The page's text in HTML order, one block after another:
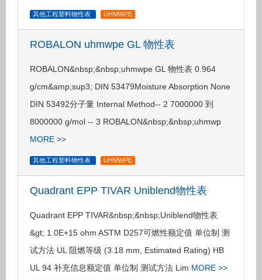
其他工程塑料物性表 UHMWPE
ROBALON uhmwpe GL 物性表
ROBALON&nbsp;&nbsp;uhmwpe GL 物性表 0.964
g/cm&amp;sup3; DIN 53479Moisture Absorption None
DIN 53492分子量 Internal Method-- 2 7000000 到
8000000 g/mol -- 3 ROBALON&nbsp;&nbsp;uhmwp
MORE >>
其他工程塑料物性表 UHMWPE
Quadrant EPP TIVAR Uniblend物性表
Quadrant EPP TIVAR&nbsp;&nbsp;Uniblend物性表
&gt; 1.0E+15 ohm ASTM D257可燃性额定值 单位制 测
试方法 UL 阻燃等级 (3.18 mm, Estimated Rating) HB
UL 94 补充信息额定值 单位制 测试方法 Lim MORE >>